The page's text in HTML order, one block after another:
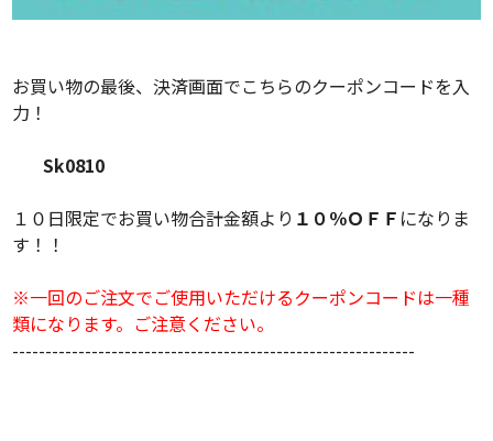
お買い物の最後、決済画面でこちらのクーポンコードを入
力！
Sk0810
１０日限定でお買い物合計金額より １０％ＯＦＦ になりま
す！！
※一回のご注文でご使用いただけるクーポンコードは一種
類になります。ご注意ください。
-------------------------------------------------------------